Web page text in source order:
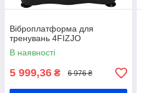
Віброплатформа для
тренувань 4FIZJO
В наявності
5 999,36 ₴ 6 976 ₴